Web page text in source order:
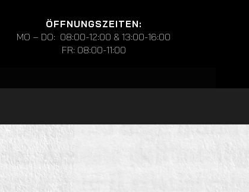
ÖFFNUNGSZEITEN:
MO – DO: 08:00-12:00 & 13:00-16:00
FR: 08:00-11:00